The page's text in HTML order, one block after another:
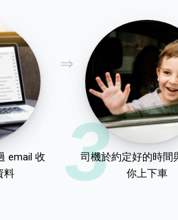
email 收
料
3
司機於約定好的時間
你上下車